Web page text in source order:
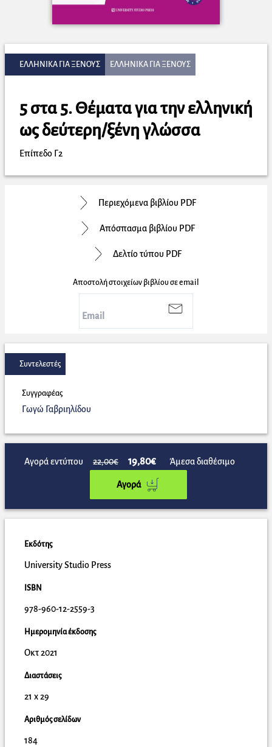
ΕΛΛΗΝΙΚΑ ΓΙΑ ΞΕΝΟΥΣ ΕΛΛΗΝΙΚΑ ΓΙΑ ΞΕΝΟΥΣ
5 στα 5. Θέματα για την ελληνική
ως δεύτερη/ξένη γλώσσα
Επίπεδο Γ2
Συντελεστές
Συγγραφέας
Γωγώ Γαβριηλίδου
Αγορά εντύπου 22,00€ 19,80€ Άμεσα διαθέσιμο
Αγορά
Εκδότης
University Studio Press
ISBN
978-960-12-2559-3
Ημερομηνία έκδοσης
Οκτ 2021
Διαστάσεις
21 x 29
Αριθμός σελίδων
184
Περιεχόμενα βιβλίου PDF
Απόσπασμα βιβλίου PDF
Δελτίο τύπου PDF
Αποστολή στοιχείων βιβλίου σε email